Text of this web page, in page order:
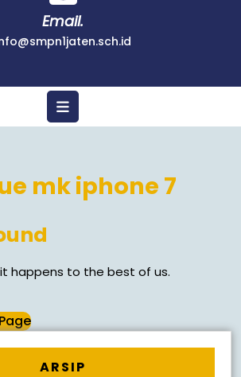
Email.
mk iphone 7
happens to the best of us.
ARSIP